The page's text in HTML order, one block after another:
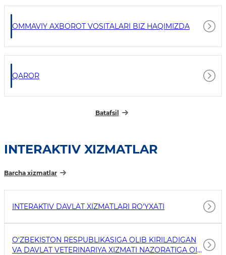
OMMAVIY AXBOROT VOSITALARI BIZ HAQIMIZDA
QAROR
Batafsil
INTERAKTIV XIZMATLAR
Barcha xizmatlar
INTERAKTIV DAVLAT XIZMATLARI RO'YXATI
O‘ZBEKISTON RESPUBLIKASIGA OLIB KIRILADIGAN
VA DAVLAT VETERINARIYA XIZMATI NAZORATIGA OID